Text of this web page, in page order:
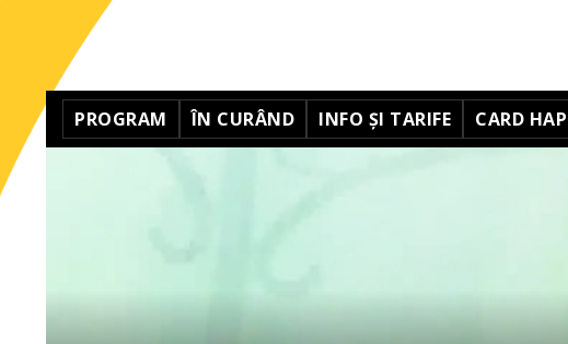
PROGRAM ÎN CURÂND INFO ȘI TARIFE CARD